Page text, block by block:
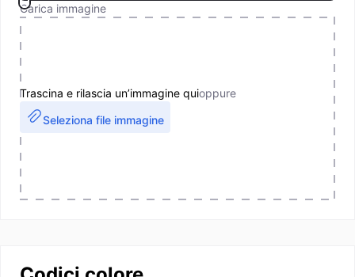
Carica immagine
Trascina e rilascia un’immagine quioppure
Seleziona file immagine